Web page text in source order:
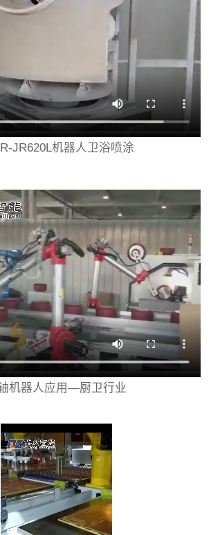
JR620L机器人卫浴喷涂
机器人应用—厨卫行业